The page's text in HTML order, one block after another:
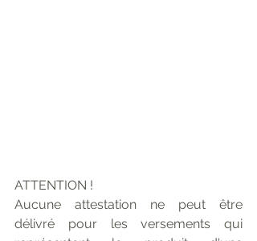
ATTENTION !
Aucune attestation ne peut être
délivré pour les versements qui